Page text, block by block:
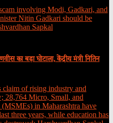
का बड़ा घोटाला, केंद्रीय मंत्री नितिन